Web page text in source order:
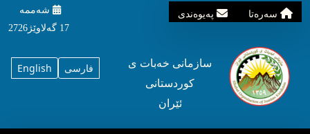
سه‌ره‌تا په‌یوه‌ندی
شه‌ممه‌
17 گه‌لاوێژ2726
English فارسی
سازمانی خه‌بات ی
کوردستانی
ئێران